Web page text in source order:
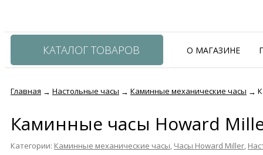
КАТАЛОГ ТОВАРОВ О МАГАЗИНЕ
Главная → Настольные часы → Каминные механические часы →
Каминные часы Howard
Категории: Каминные механические часы Часы Howard Miller